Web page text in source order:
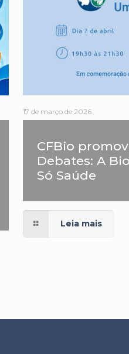
17 de março de 2026
CFBio
Debates: A
Só Saúde
Leia mais